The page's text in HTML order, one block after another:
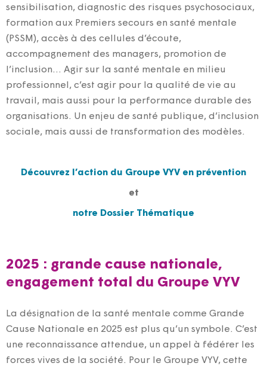
sensibilisation, diagnostic des risques psychosociaux,
formation aux Premiers secours en santé mentale
(PSSM), accès à des cellules d’écoute,
accompagnement des managers, promotion de
l’inclusion… Agir sur la santé mentale en milieu
professionnel, c’est agir pour la qualité de vie au
travail, mais aussi pour la performance durable des
organisations. Un enjeu de santé publique, d’inclusion
sociale, mais aussi de transformation des modèles.
Découvrez l’action du Groupe VYV en prévention
et
notre Dossier Thématique
2025 : grande cause nationale,
engagement total du Groupe VYV
La désignation de la santé mentale comme Grande
Cause Nationale en 2025 est plus qu’un symbole. C’est
une reconnaissance attendue, un appel à fédérer les
forces vives de la société. Pour le Groupe VYV, cette